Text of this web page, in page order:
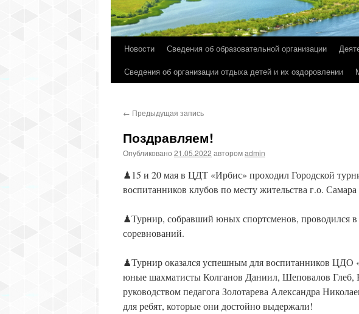
Перейти
Новости Сведения об образовательной организации
Сведения об организации отдыха детей и их оздоровлении
← Предыдущая запись
Поздравляем!
Опубликовано 21.05.2022 авторомadmin
♟15 и 20 мая в ЦДТ «Ирбис» проходил Городской
воспитанников клубов по месту жительства г.о. Самара
♟Турнир, собравший юных спортсменов, проводился в
соревнований.
♟Турнир оказался успешным для воспитанников ЦДО
юные шахматисты Колганов Даниил, Шеповалов Глеб,
руководством педагога Золотарева Александра
для ребят, которые они достойно выдержали!